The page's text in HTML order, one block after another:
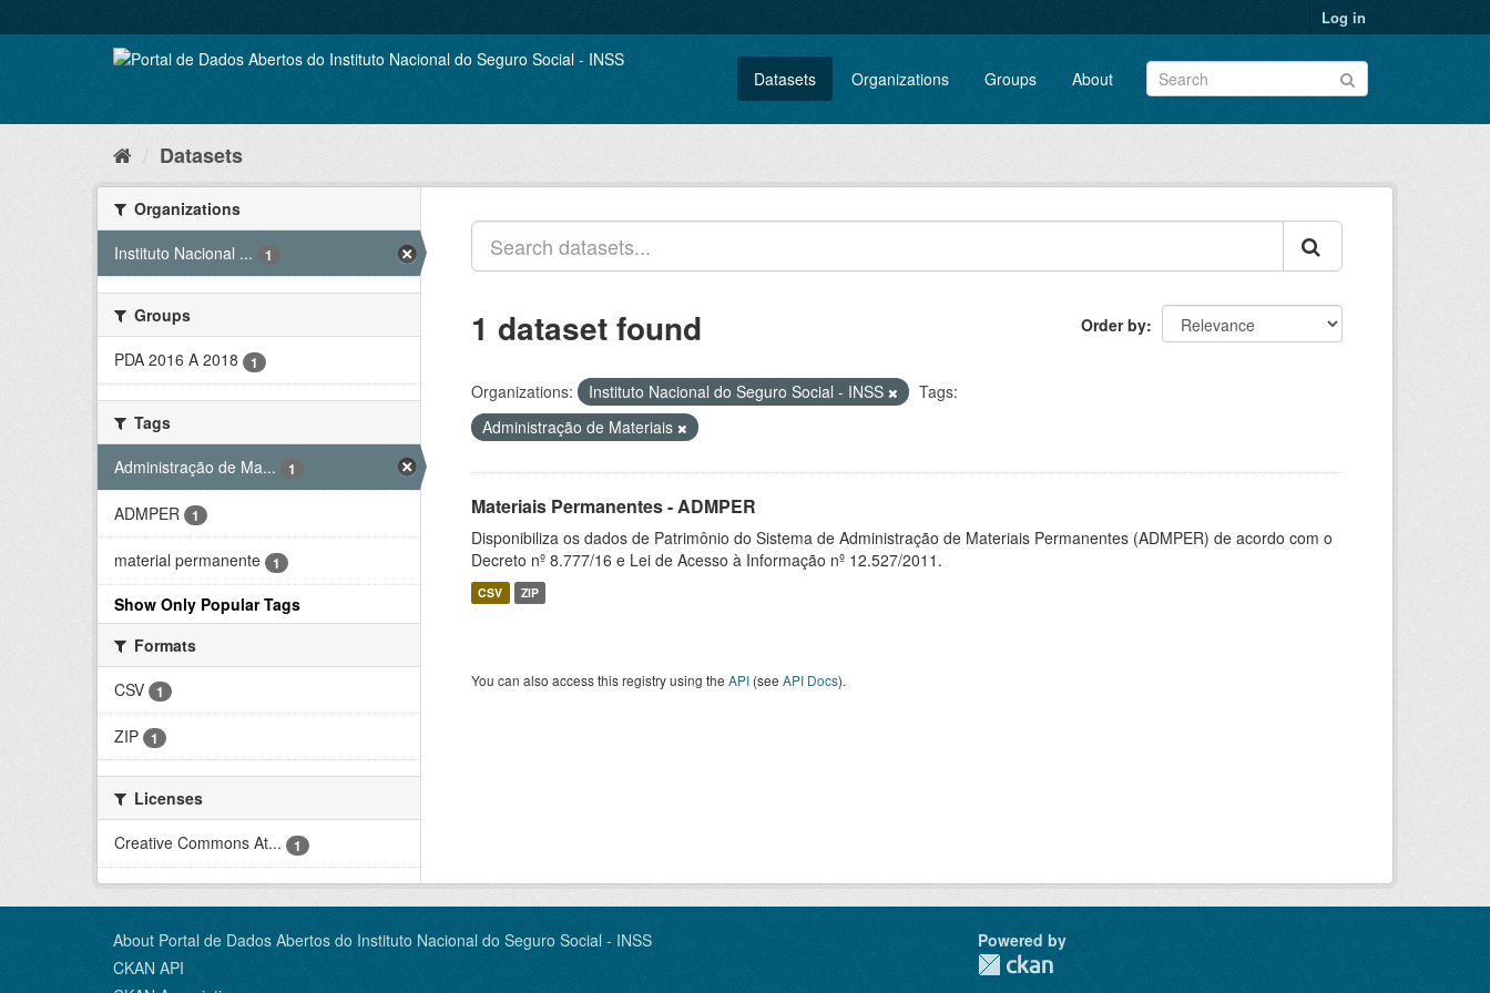
to
Log in
Datasets Organizations Groups About
Datasets
Organizations
Instituto Nacional ...
1
Groups
PDA 2016 A 2018
1
Tags
Administração de Ma...
1
ADMPER 1
material permanente 1
Show Only Popular Tags
Formats
CSV
1
ZIP 1
Licenses
Creative Commons At...
1
Order by
1 dataset found
Organizations: Instituto Nacional do Seguro Social - INSS
Tags:
Administração de Materiais
Materiais Permanentes - ADMPER
Disponibiliza os dados de Patrimônio do Sistema de Administração de Materiais Permanentes (ADMPER) de acordo com o
Decreto nº 8.777/16 e Lei de Acesso à Informação nº 12.527/2011.
CSV ZIP
You can also access this registry using the API (see API Docs).
About Portal de Dados Abertos do Instituto Nacional do Seguro Social - INSS
CKAN API
Powered by